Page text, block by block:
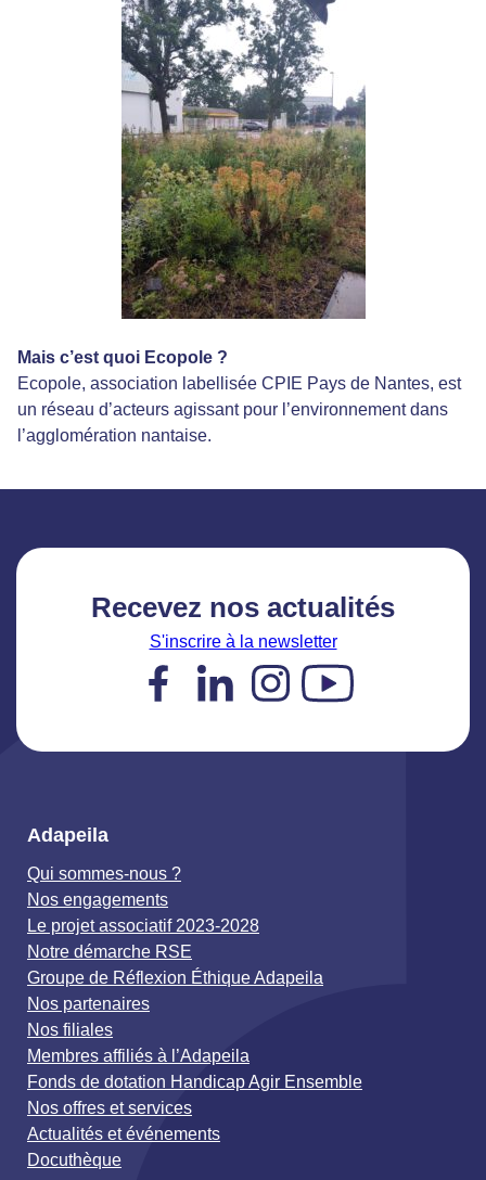
Mais c’est quoi Ecopole ?
Ecopole, association labellisée CPIE Pays de Nantes, est
un réseau d’acteurs agissant pour l’environnement dans
l’agglomération nantaise.
Recevez nos actualités
S'inscrire à la newsletter
Facebook
LinkedIn
Instagram
YouTube
Adapeila
Qui sommes-nous ?
Nos engagements
Le projet associatif 2023-2028
Notre démarche RSE
Groupe de Réflexion Éthique Adapeila
Nos partenaires
Nos filiales
Membres affiliés à l’Adapeila
Fonds de dotation Handicap Agir Ensemble
Nos offres et services
Actualités et événements
Docuthèque